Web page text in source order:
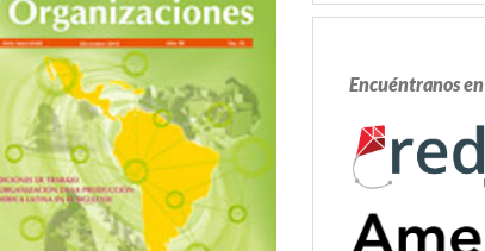
Encuéntranos en